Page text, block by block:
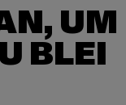
UM
BLEI